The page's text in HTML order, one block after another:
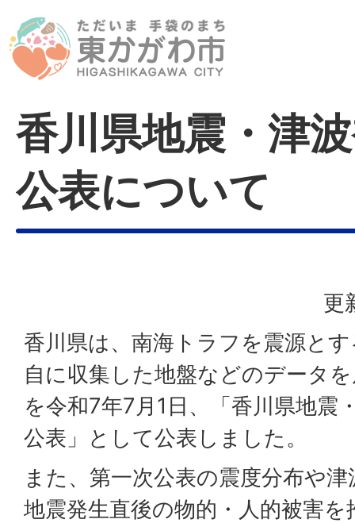
香川県地震・津
公表について
更
香川県は、南海トラフを震源と
自に収集した地盤などのデータ
を令和7年7月1日、「香川県地震
公表」として公表しました。
また、第一次公表の震度分布や
地震発生直後の物的・人的被害